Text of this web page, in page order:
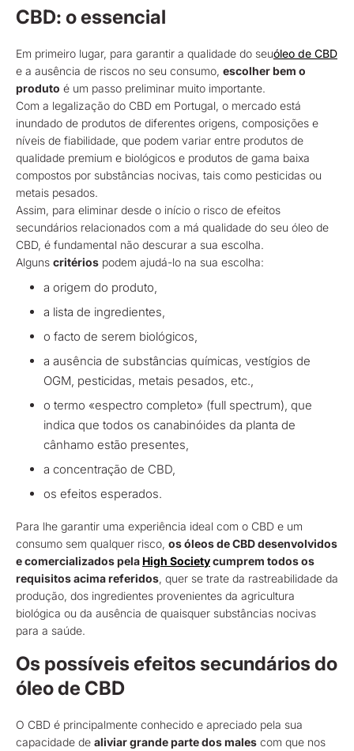
CBD: o essencial
Em primeiro lugar, para garantir a qualidade do seuóleo de CBD
e a ausência de riscos no seu consumo, escolher bem o
produto é um passo preliminar muito importante.
Com a legalização do CBD em Portugal, o mercado está
inundado de produtos de diferentes origens, composições e
níveis de fiabilidade, que podem variar entre produtos de
qualidade premium e biológicos e produtos de gama baixa
compostos por substâncias nocivas, tais como pesticidas ou
metais pesados.
Assim, para eliminar desde o início o risco de efeitos
secundários relacionados com a má qualidade do seu óleo de
CBD, é fundamental não descurar a sua escolha.
Alguns critérios podem ajudá-lo na sua escolha:
a origem do produto,
a lista de ingredientes,
o facto de serem biológicos,
a ausência de substâncias químicas, vestígios de
OGM, pesticidas, metais pesados, etc.,
o termo «espectro completo» (full spectrum), que
indica que todos os canabinóides da planta de
cânhamo estão presentes,
a concentração de CBD,
os efeitos esperados.
Para lhe garantir uma experiência ideal com o CBD e um
consumo sem qualquer risco, os óleos de CBD desenvolvidos
e comercializados pela High Societycumprem todos os
requisitos acima referidos, quer se trate da rastreabilidade da
produção, dos ingredientes provenientes da agricultura
biológica ou da ausência de quaisquer substâncias nocivas
para a saúde.
Os possíveis efeitos secundários do
óleo de CBD
O CBD é principalmente conhecido e apreciado pela sua
capacidade de aliviar grande parte dos males com que nos